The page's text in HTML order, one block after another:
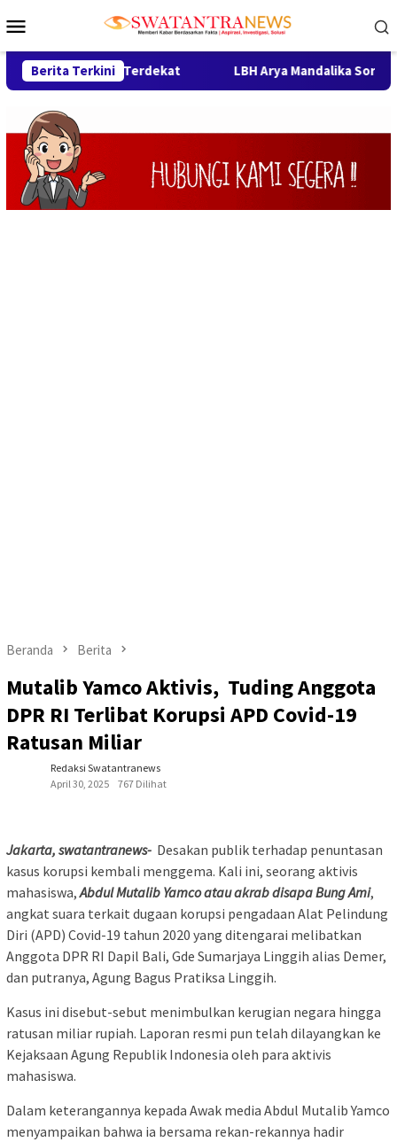
ke
Mobile
Berita Terkini
SPBU Terdekat LBH Arya Mandalika Sorot
Beranda Berita
Mutalib Yamco Aktivis, Tuding Anggota
DPR RI Terlibat Korupsi APD Covid-19
Ratusan Miliar
Redaksi Swatantranews
April 30, 2025
767 Dilihat
Jakarta, swatantranews- Desakan publik terhadap penuntasan
kasus korupsi kembali menggema. Kali ini, seorang aktivis
mahasiswa,Abdul Mutalib Yamco atau akrab disapa Bung Ami,
angkat suara terkait dugaan korupsi pengadaan Alat Pelindung
Diri (APD) Covid-19 tahun 2020 yang ditengarai melibatkan
Anggota DPR RI Dapil Bali, Gde Sumarjaya Linggih alias Demer,
dan putranya, Agung Bagus Pratiksa Linggih.
Kasus ini disebut-sebut menimbulkan kerugian negara hingga
ratusan miliar rupiah. Laporan resmi pun telah dilayangkan ke
Kejaksaan Agung Republik Indonesia oleh para aktivis
mahasiswa.
Dalam keterangannya kepada Awak media Abdul Mutalib Yamco
menyampaikan bahwa ia bersama rekan-rekannya hadir